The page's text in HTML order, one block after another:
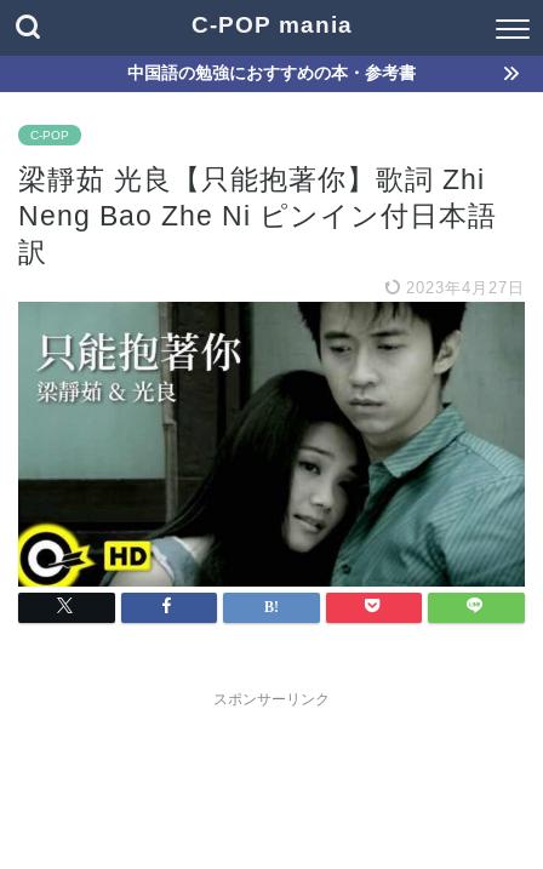
C-POP mania
中国語の勉強におすすめの本・参考書
C-POP
梁靜茹 光良【只能抱著你】歌詞 Zhi
Neng Bao Zhe Ni ピンイン付日本語
訳
2023年4月27日
スポンサーリンク